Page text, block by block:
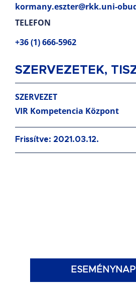
kormany.eszter@rkk.uni-
TELEFON
+36 (1) 666-5962
SZERVEZETEK,
SZERVEZET
VIR Kompetencia Központ
Frissítve: 2021.03.12.